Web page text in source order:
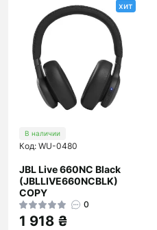
хит
В наличии
Код: WU-0480
JBL Live 660NC Black
(JBLLIVE660NCBLK)
COPY
0
1 918 ₴